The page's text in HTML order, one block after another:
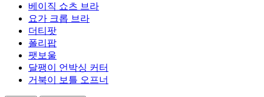
베이직 쇼츠 브라
요가 크롭 브라
더티팟
폴리팝
팻보울
달팽이 언박싱 커터
거북이 보틀 오프너